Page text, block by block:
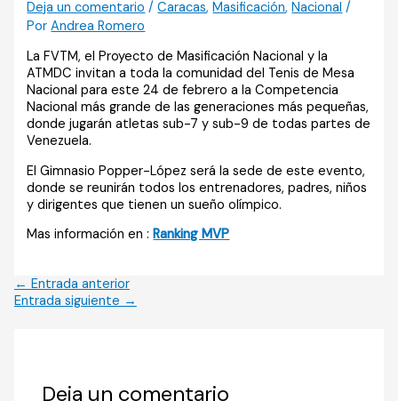
Deja un comentario /Caracas,Masificación,Nacional /
PorAndrea Romero
La FVTM, el Proyecto de Masificación Nacional y la
ATMDC invitan a toda la comunidad del Tenis de Mesa
Nacional para este 24 de febrero a la Competencia
Nacional más grande de las generaciones más pequeñas,
donde jugarán atletas sub-7 y sub-9 de todas partes de
Venezuela.
El Gimnasio Popper-López será la sede de este evento,
donde se reunirán todos los entrenadores, padres, niños
y dirigentes que tienen un sueño olímpico.
Mas información en :Ranking MVP
← Entrada anterior
Entrada siguiente →
Deja un comentario